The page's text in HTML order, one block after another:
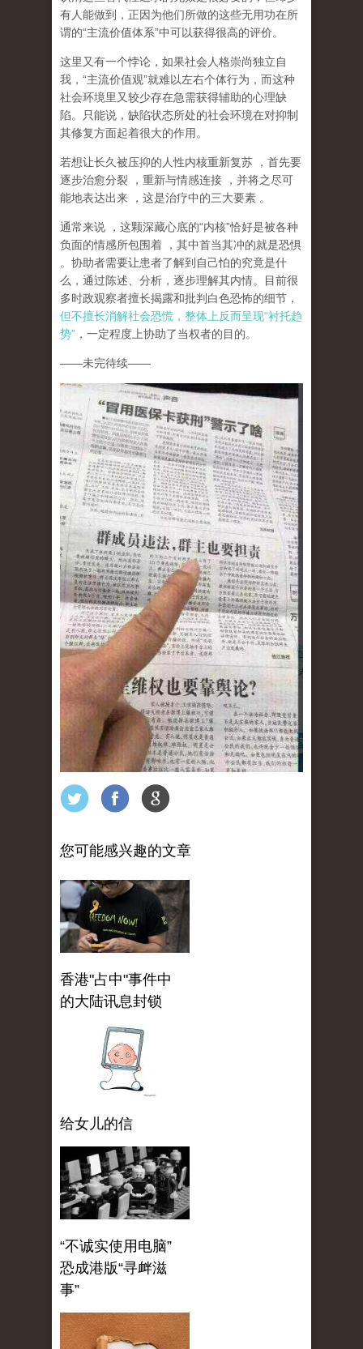
有人能做到，正因为他们所做的这些无用功在所
谓的“主流价值体系”中可以获得很高的评价。
这里又有一个悖论，如果社会人格崇尚独立自
我， “主流价值观”就难以左右个体行为，而这种
社会环境里又较少存在急需获得辅助的心理缺
陷。只能说， 缺陷状态所处的社会环境在对抑制
其修复方面起着很大的作用。
若想让长久被压抑的人性内核重新复苏
，首先要
逐步治愈分裂
，重新与情感连接
，并将之尽可
能地表达出来
，这是治疗中的三大要素 。
通常来说 ，这颗深藏心底的“内核”恰好是被各种
负面的情感所包围着
，其中首当其冲的就是恐惧
。协助者需要让患者了解到自己怕的究竟是什
么，通过陈述、分析，逐步理解其内情。目前很
多时政观察者擅长揭露和批判白色恐怖的细节，
但不擅长消解社会恐慌，整体上反而呈现“衬托趋
势” ，一定程度上协助了当权者的目的。
——未完待续——
您可能感兴趣的文章
香港"占中"事件中
的大陆讯息封锁
给女儿的信
“不诚实使用电脑”
恐成港版“寻衅滋
事”